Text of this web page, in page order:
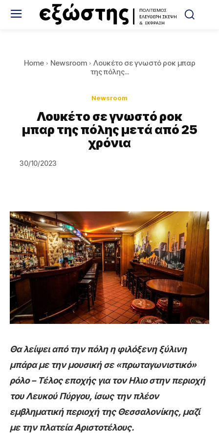
Home Newsroom
Λουκέτο σε γνωστό ροκ μπαρ
της πόλης...
Newsroom
Λουκέτο σε γνωστό ροκ
μπαρ της πόλης μετά από 25
χρόνια
30/10/2023
Θα λείψει από την πόλη η φιλόξενη ξύλινη
μπάρα με την μουσική σε «πρωταγωνιστικό»
ρόλο – Τέλος εποχής για τον Ηλιο στην περιοχή
του Λευκού Πύργου, ίσως την πλέον
εμβληματική περιοχή της Θεσσαλονίκης, μαζί
με την πλατεία Αριστοτέλους.